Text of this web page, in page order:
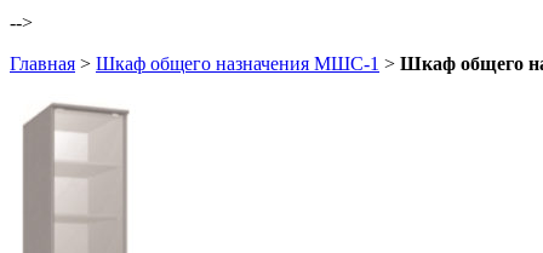
-->
Главная > Шкаф общего назначения МШС-1 > Шкаф общего